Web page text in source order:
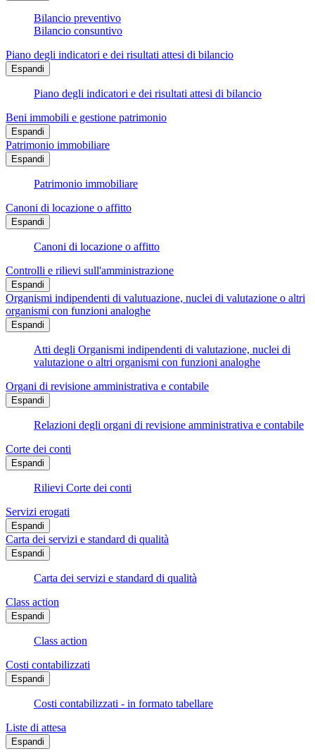
Bilancio preventivo
Bilancio consuntivo
Piano degli indicatori e dei risultati attesi di bilancio
Espandi
Piano degli indicatori e dei risultati attesi di bilancio
Beni immobili e gestione patrimonio
Espandi
Patrimonio immobiliare
Espandi
Patrimonio immobiliare
Canoni di locazione o affitto
Espandi
Canoni di locazione o affitto
Controlli e rilievi sull'amministrazione
Espandi
Organismi indipendenti di valutuazione, nuclei di valutazione o altri
organismi con funzioni analoghe
Espandi
Atti degli Organismi indipendenti di valutazione, nuclei di
valutazione o altri organismi con funzioni analoghe
Organi di revisione amministrativa e contabile
Espandi
Relazioni degli organi di revisione amministrativa e contabile
Corte dei conti
Espandi
Rilievi Corte dei conti
Servizi erogati
Espandi
Carta dei servizi e standard di qualità
Espandi
Carta dei servizi e standard di qualità
Class action
Espandi
Class action
Costi contabilizzati
Espandi
Costi contabilizzati - in formato tabellare
Liste di attesa
Espandi